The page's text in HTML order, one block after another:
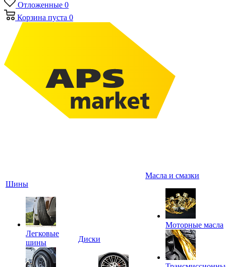
Отложенные 0
Корзина пуста 0
Шины
Легковые
шины
Диски
Масла и смазки
Моторные масла